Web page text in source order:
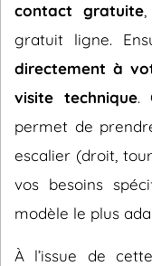
contact gratuite
gratuit ligne.
directement à
visite technique.
permet de
escalier (droit,
vos besoins
modèle le plus
À l’issue de